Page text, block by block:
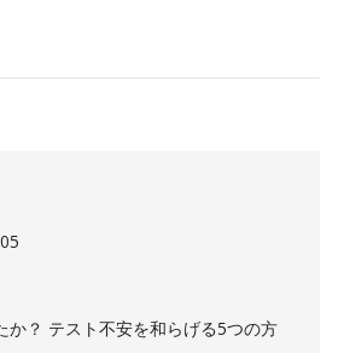
か？ テスト不安を和らげる5つの方